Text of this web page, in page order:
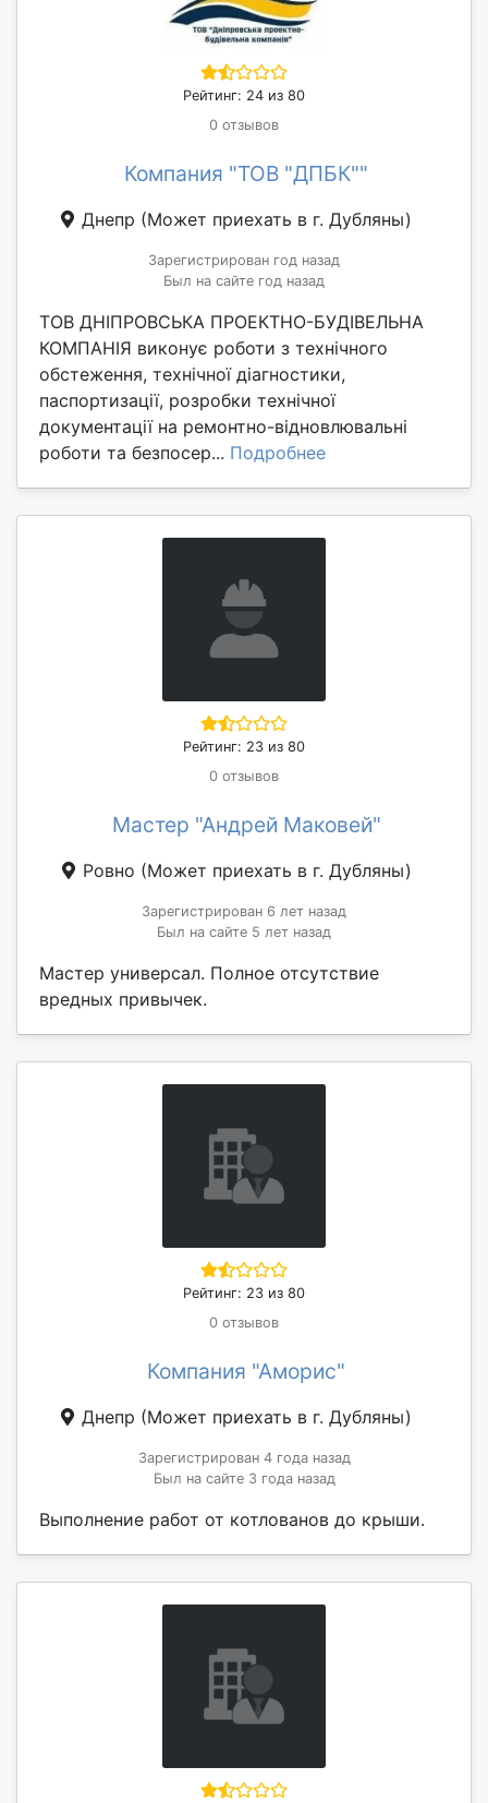
Рейтинг: 24 из 80
0 отзывов
Компания "ТОВ "ДПБК""
Днепр (Может приехать в г. Дубляны)
Зарегистрирован год назад
Был на сайте год назад
ТОВ ДНІПРОВСЬКА ПРОЕКТНО-БУДІВЕЛЬНА
КОМПАНІЯ виконує роботи з технічного
обстеження, технічної діагностики,
паспортизації, розробки технічної
документації на ремонтно-відновлювальні
роботи та безпосер... Подробнее
Рейтинг: 23 из 80
0 отзывов
Мастер "Андрей Маковей"
Ровно (Может приехать в г. Дубляны)
Зарегистрирован 6 лет назад
Был на сайте 5 лет назад
Мастер универсал. Полное отсутствие
вредных привычек.
Рейтинг: 23 из 80
0 отзывов
Компания "Аморис"
Днепр (Может приехать в г. Дубляны)
Зарегистрирован 4 года назад
Был на сайте 3 года назад
Выполнение работ от котлованов до крыши.